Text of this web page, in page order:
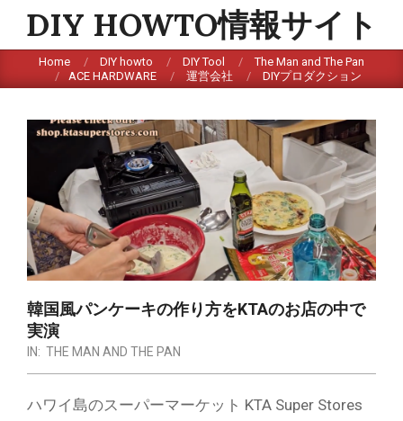
content
DIY HOWTO情報サイト
Home DIY howto DIY Tool
The Man and The Pan
ACE HARDWARE
運営会社 DIYプロダクション
韓国風パンケーキの作り方をKTAのお店の中で
実演
IN: THE MAN AND THE PAN
ハワイ島のスーパーマーケット KTA Super Stores